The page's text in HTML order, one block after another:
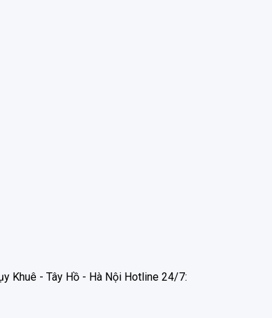
Khuê - Tây Hồ - Hà Nội Hotline 24/7: